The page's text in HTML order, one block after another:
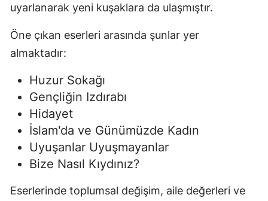
uyarlanarak yeni kuşaklara da ulaşmıştır.
Öne çıkan eserleri arasında şunlar yer
almaktadır:
Huzur Sokağı
Gençliğin Izdırabı
Hidayet
İslam'da ve Günümüzde Kadın
Uyuşanlar Uyuşmayanlar
Bize Nasıl Kıydınız?
Eserlerinde toplumsal değişim, aile değerleri ve